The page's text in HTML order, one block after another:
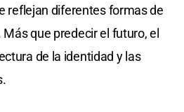
reflejan diferentes formas de
que predecir el futuro, el
de la identidad y las